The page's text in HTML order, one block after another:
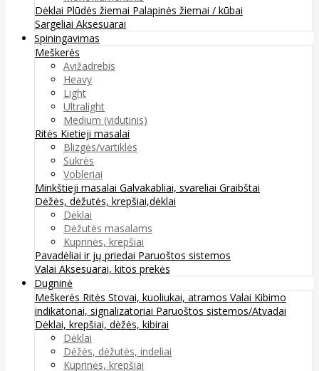
Dėklai Plūdės žiemai Palapinės žiemai / kūbai
Sargeliai Aksesuarai
Spiningavimas
Meškerės
Avižadrebis
Heavy
Light
Ultralight
Medium (vidutinis)
Ritės Kietieji masalai
Blizgės/vartiklės
Sukrės
Vobleriai
Minkštieji masalai Galvakabliai, svareliai Graibštai
Dėžės, dėžutės, krepšiai,dėklai
Dėklai
Dėžutės masalams
Kuprinės, krepšiai
Pavadėliai ir jų priedai Paruoštos sistemos
Valai Aksesuarai, kitos prekės
Dugninė
Meškerės Ritės Stovai, kuoliukai, atramos Valai Kibimo
indikatoriai, signalizatoriai Paruoštos sistemos/Atvadai
Dėklai, krepšiai, dėžės, kibirai
Dėklai
Dėžės, dėžutės, indeliai
Kuprinės, krepšiai